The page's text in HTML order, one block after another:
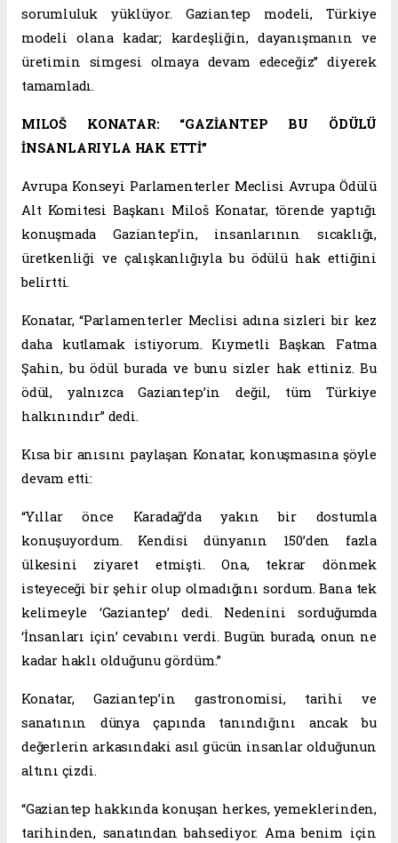
sorumluluk yüklüyor. Gaziantep modeli, Türkiye
modeli olana kadar; kardeşliğin, dayanışmanın ve
üretimin simgesi olmaya devam edeceğiz” diyerek
tamamladı.
MILOŠ KONATAR: “GAZİANTEP BU ÖDÜLÜ
İNSANLARIYLA HAK ETTİ”
Avrupa Konseyi Parlamenterler Meclisi Avrupa Ödülü
Alt Komitesi Başkanı Miloš Konatar, törende yaptığı
konuşmada Gaziantep’in, insanlarının sıcaklığı,
üretkenliği ve çalışkanlığıyla bu ödülü hak ettiğini
belirtti.
Konatar, “Parlamenterler Meclisi adına sizleri bir kez
daha kutlamak istiyorum. Kıymetli Başkan Fatma
Şahin, bu ödül burada ve bunu sizler hak ettiniz. Bu
ödül, yalnızca Gaziantep’in değil, tüm Türkiye
halkınındır” dedi.
Kısa bir anısını paylaşan Konatar, konuşmasına şöyle
devam etti:
“Yıllar önce Karadağ’da yakın bir dostumla
konuşuyordum. Kendisi dünyanın 150’den fazla
ülkesini ziyaret etmişti. Ona, tekrar dönmek
isteyeceği bir şehir olup olmadığını sordum. Bana tek
kelimeyle ‘Gaziantep’ dedi. Nedenini sorduğumda
‘İnsanları için’ cevabını verdi. Bugün burada, onun ne
kadar haklı olduğunu gördüm.”
Konatar, Gaziantep’in gastronomisi, tarihi ve
sanatının dünya çapında tanındığını ancak bu
değerlerin arkasındaki asıl gücün insanlar olduğunun
altını çizdi.
“Gaziantep hakkında konuşan herkes, yemeklerinden,
tarihinden, sanatından bahsediyor. Ama benim için